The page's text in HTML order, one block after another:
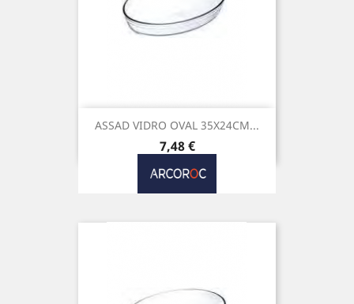
ASSAD VIDRO OVAL 35X24CM...
Preço
7,48 €